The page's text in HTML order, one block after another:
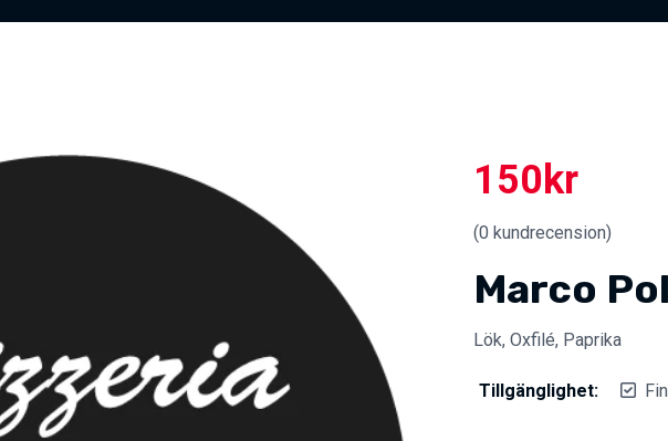
150 kr
(0 kundrecension)
Marco
Lök, Oxfilé, Paprika
Tillgänglighet: